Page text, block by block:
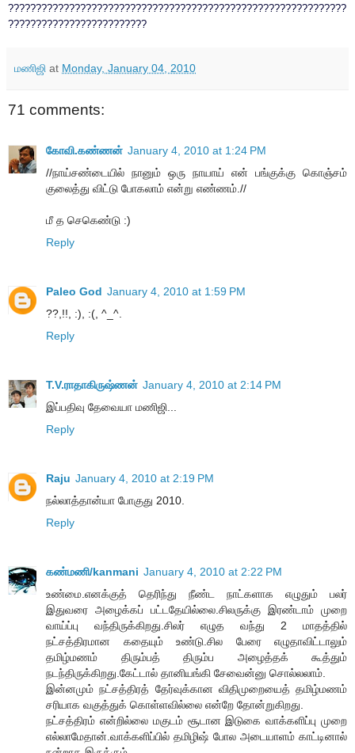
?????????????????????????????????????????????????????????????
?????????????????????????
மணிஜி at Monday, January 04, 2010
71 comments:
கோவி.கண்ணன் January 4, 2010 at 1:24 PM
//நாய்சண்டையில் நானும் ஒரு நாயாய் என் பங்குக்கு கொஞ்சம்
குலைத்து விட்டு போகலாம் என்று எண்ணம்.//
மீ த செகெண்டு :)
Reply
Paleo God January 4, 2010 at 1:59 PM
??,!!, :), :(, ^_^.
Reply
T.V.ராதாகிருஷ்ணன் January 4, 2010 at 2:14 PM
இப்பதிவு தேவையா மணிஜி...
Reply
Raju January 4, 2010 at 2:19 PM
நல்லாத்தான்யா போகுது 2010.
Reply
கண்மணி/kanmani January 4, 2010 at 2:22 PM
உண்மை.எனக்குத் தெரிந்து நீண்ட நாட்களாக எழுதும் பலர்
இதுவரை அழைக்கப் பட்டதேயில்லை.சிலருக்கு இரண்டாம் முறை
வாய்ப்பு வந்திருக்கிறது.சிலர் எழுத வந்து 2 மாதத்தில்
நட்சத்திரமான கதையும் உண்டு.சில பேரை எழுதாவிட்டாலும்
தமிழ்மணம் திரும்பத் திரும்ப அழைத்தக் கூத்தும்
நடந்திருக்கிறது.கேட்டால் தானியங்கி சேவைன்னு சொல்லலாம்.
இன்னமும் நட்சத்திரத் தேர்வுக்கான விதிமுறையைத் தமிழ்மணம்
சரியாக வகுத்துக் கொள்ளவில்லை என்றே தோன்றுகிறது.
நட்சத்திரம் என்றில்லை மகுடம் சூடான இடுகை வாக்களிப்பு முறை
எல்லாமேதான்.வாக்களிப்பில் தமிழிஷ் போல அடையாளம் காட்டினால்